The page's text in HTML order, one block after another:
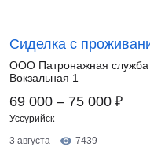
Сиделка с
ООО Патронажная служба
Вокзальная 1
69 000 – 75 000 ₽
Уссурийск
3 августа
7439